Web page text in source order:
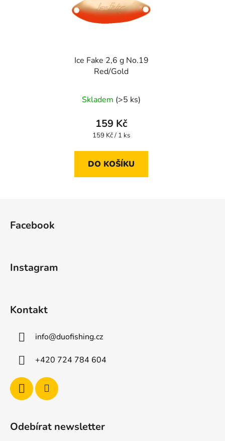
Ice Fake 2,6 g No.19
Red/Gold
Skladem (>5 ks)
159 Kč
Měrná
159 Kč / 1 ks
DO KOŠÍKU
Facebook
Instagram
Kontakt
info@duofishing.cz
+420 724 784 604
Odebírat newsletter